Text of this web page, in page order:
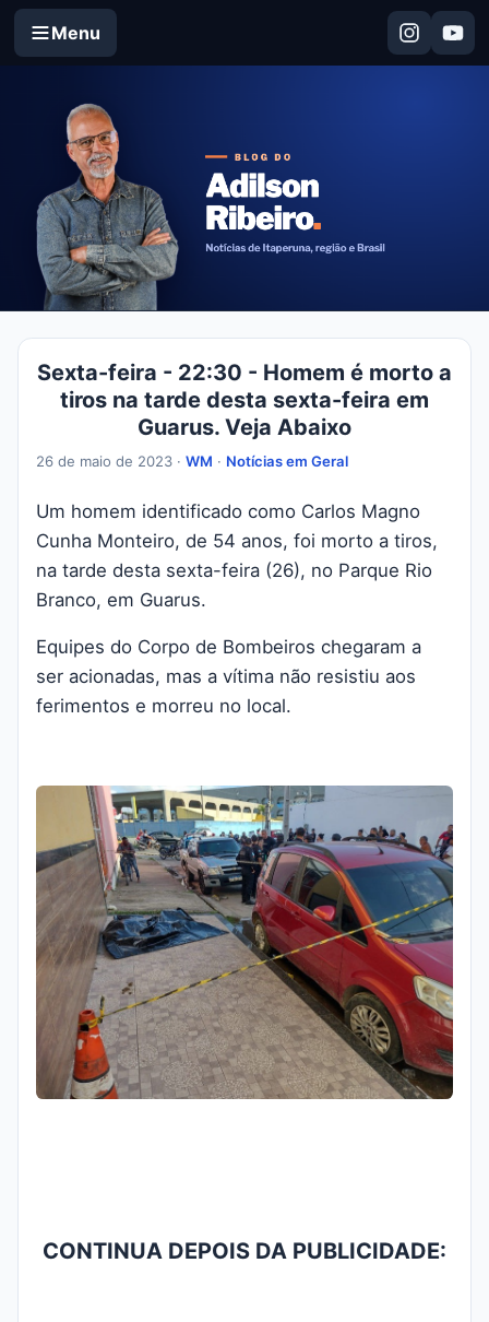
Menu
Sexta-feira - 22:30 - Homem é morto a
tiros na tarde desta sexta-feira em
Guarus. Veja Abaixo
26 de maio de 2023 · WM · Notícias em Geral
Um homem identificado como Carlos Magno
Cunha Monteiro, de 54 anos, foi morto a tiros,
na tarde desta sexta-feira (26), no Parque Rio
Branco, em Guarus.
Equipes do Corpo de Bombeiros chegaram a
ser acionadas, mas a vítima não resistiu aos
ferimentos e morreu no local.
CONTINUA DEPOIS DA PUBLICIDADE: